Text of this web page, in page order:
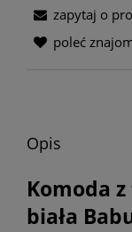
zapytaj o
poleć
Opis
Komoda
biała